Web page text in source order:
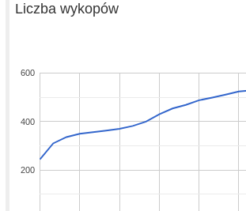
Liczba wykopów
200
400
600